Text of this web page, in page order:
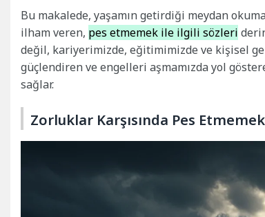
Bu makalede, yaşamın getirdiği meydan
ilham veren, pes etmemek ile ilgili sözleri
değil, kariyerimizde, eğitimimizde ve kişisel
güçlendiren ve engelleri aşmamızda yol
sağlar.
Zorluklar Karşısında Pes